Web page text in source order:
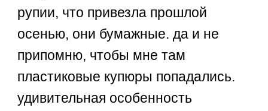
рупии, что привезла прошлой
осенью, они бумажные. да и не
припомню, чтобы мне там
пластиковые купюры попадались.
удивительная особенность